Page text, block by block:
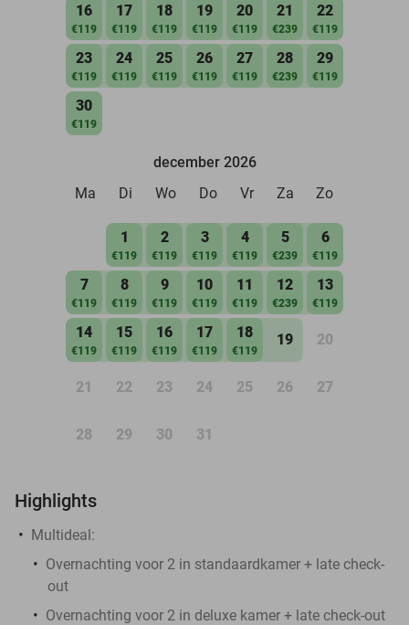
16
€119
17
€119
18
€119
19
€119
20
€119
21
€239
22
€119
23
€119
24
€119
25
€119
26
€119
27
€119
28
€239
29
€119
30
€119
december 2026
Ma
Di Wo Do Vr Za Zo
1
€119
2
€119
3
€119
4
€119
5
€239
6
€119
7
€119
8
€119
9
€119
10
€119
11
€119
12
€239
13
€119
14
€119
15
€119
16
€119
17
€119
18
€119
19 20
21 22 23 24 25 26 27
28 29 30 31
Highlights
Multideal:
Overnachting voor 2 in standaardkamer + late check-
out
Overnachting voor 2 in deluxe kamer + late check-out